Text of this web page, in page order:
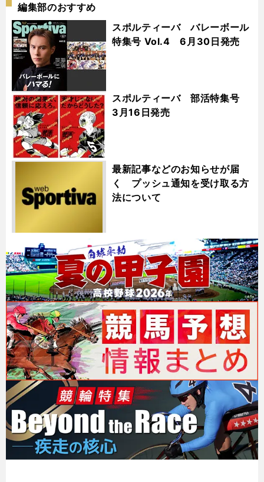
編集部のおすすめ
スポルティーバ バレーボール
特集号 Vol.4 6月30日発売
スポルティーバ 部活特集号
3月16日発売
最新記事などのお知らせが届
く プッシュ通知を受け取る方
法について